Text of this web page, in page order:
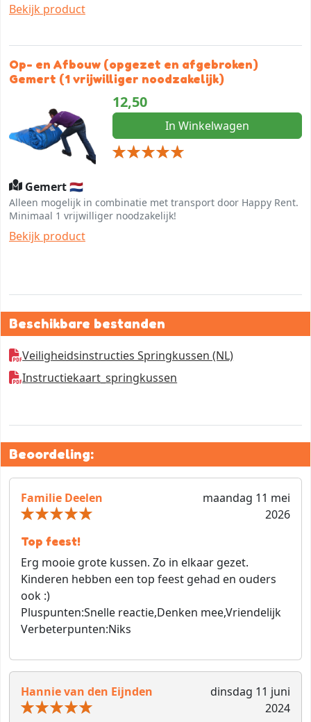
Bekijk product
Op- en Afbouw (opgezet en afgebroken)
Gemert (1 vrijwilliger noodzakelijk)
12,50
In Winkelwagen
Gemert 🇳🇱
Alleen mogelijk in combinatie met transport door Happy Rent.
Minimaal 1 vrijwilliger noodzakelijk!
Bekijk product
Beschikbare bestanden
Veiligheidsinstructies Springkussen (NL)
Instructiekaart_springkussen
Beoordeling:
Familie Deelen
maandag 11 mei
2026
Top feest!
Erg mooie grote kussen. Zo in elkaar gezet.
Kinderen hebben een top feest gehad en ouders
ook :)
Pluspunten:Snelle reactie,Denken mee,Vriendelijk
Verbeterpunten:Niks
Hannie van den Eijnden
dinsdag 11 juni
2024